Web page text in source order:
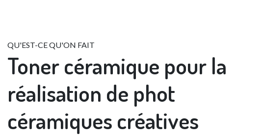
QU'EST-CE QU'ON FAIT
Toner céramique pour la
réalisation de phot
céramiques créatives